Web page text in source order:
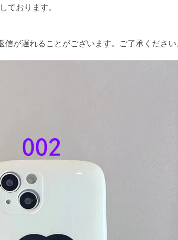
ております。
が遅れることがございます。ご了承くださ